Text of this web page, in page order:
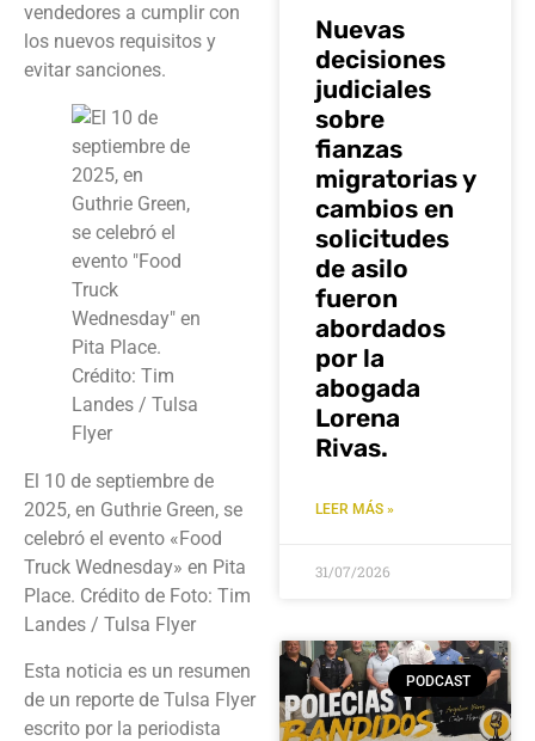
vendedores a cumplir con
los nuevos requisitos y
evitar sanciones.
El 10 de septiembre de
2025, en Guthrie Green, se
celebró el evento «Food
Truck Wednesday» en Pita
Place. Crédito de Foto: Tim
Landes / Tulsa Flyer
Esta noticia es un resumen
de un reporte de Tulsa Flyer
escrito por la periodista
Nuevas
decisiones
judiciales
sobre
fianzas
migratorias y
cambios en
solicitudes
de asilo
fueron
abordados
por la
abogada
Lorena
Rivas.
LEER MÁS »
31/07/2026
PODCAST